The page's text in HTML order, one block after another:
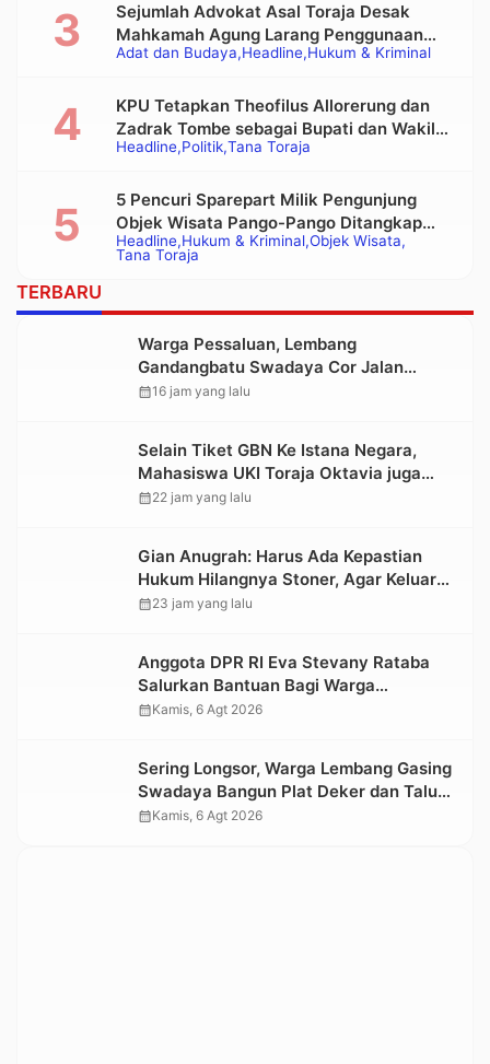
Adat dan Budaya Headline Hukum & Kriminal
Sejumlah Advokat Asal Toraja Desak
Mahkamah Agung Larang Penggunaan
Alat Berat pada Eksekusi Rumah Adat
Headline Politik Tana Toraja
KPU Tetapkan Theofilus Allorerung dan
Zadrak Tombe sebagai Bupati dan Wakil
Bupati Tana Toraja Terpilih
Headline Hukum & Kriminal Objek Wisata
Tana Toraja
5 Pencuri Sparepart Milik Pengunjung
Objek Wisata Pango-Pango Ditangkap
Polisi
TERBARU
Warga Pessaluan, Lembang
Gandangbatu Swadaya Cor Jalan
Kabupaten
calendar_month16 jam yang lalu
Selain Tiket GBN Ke Istana Negara,
Mahasiswa UKI Toraja Oktavia juga
Lolos ke Pekan Seni Mahasiswa
calendar_month22 jam yang lalu
Gian Anugrah: Harus Ada Kepastian
Hukum Hilangnya Stoner, Agar Keluarga
tidak Larut dalam Trauma dan
calendar_month23 jam yang lalu
Anggota DPR RI Eva Stevany Rataba
Salurkan Bantuan Bagi Warga
Terdampak Longsor di Buntu Pepasan
calendar_monthKamis, 6 Agt 2026
Sering Longsor, Warga Lembang Gasing
Swadaya Bangun Plat Deker dan Talut
Jalan Penghubung Antar Lembang
calendar_monthKamis, 6 Agt 2026